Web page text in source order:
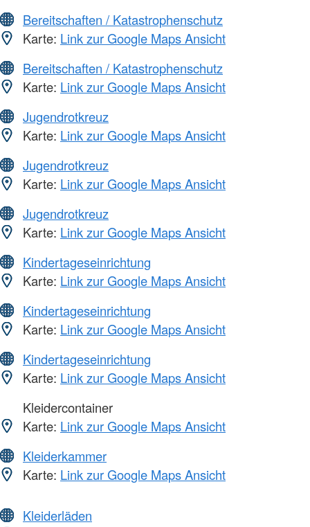
Bereitschaften / Katastrophenschutz
Karte: Link zur Google Maps Ansicht
Bereitschaften / Katastrophenschutz
Karte: Link zur Google Maps Ansicht
Jugendrotkreuz
Karte: Link zur Google Maps Ansicht
Jugendrotkreuz
Karte: Link zur Google Maps Ansicht
Jugendrotkreuz
Karte: Link zur Google Maps Ansicht
Kindertageseinrichtung
Karte: Link zur Google Maps Ansicht
Kindertageseinrichtung
Karte: Link zur Google Maps Ansicht
Kindertageseinrichtung
Karte: Link zur Google Maps Ansicht
Kleidercontainer
Karte: Link zur Google Maps Ansicht
Kleiderkammer
Karte: Link zur Google Maps Ansicht
Kleiderläden